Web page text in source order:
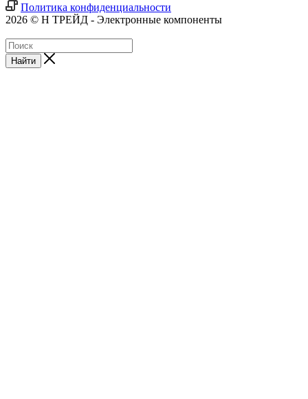
Политика конфиденциальности
2026 © Н ТРЕЙД - Электронные компоненты
Найти